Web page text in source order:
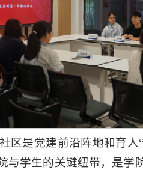
区是党建前沿阵地和育
与学生的关键纽带，是学